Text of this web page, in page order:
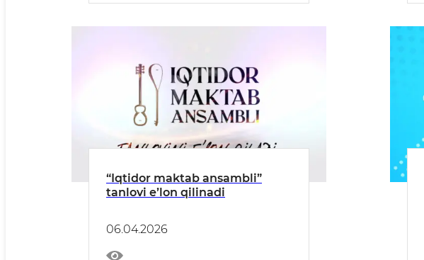
“Iqtidor maktab ansambli”
tanlovi eʼlon qilinadi
06.04.2026